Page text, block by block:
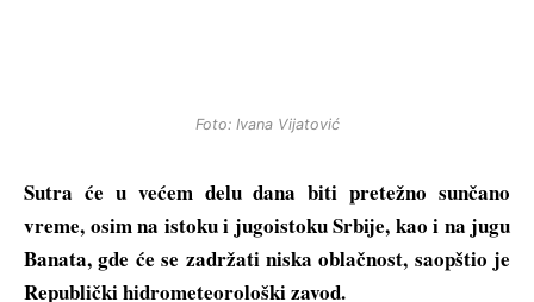
Foto: Ivana Vijatović
Sutra će u većem delu dana biti pretežno sunčano
vreme, osim na istoku i jugoistoku Srbije, kao i na jugu
Banata, gde će se zadržati niska oblačnost, saopštio je
Republički hidrometeorološki zavod.